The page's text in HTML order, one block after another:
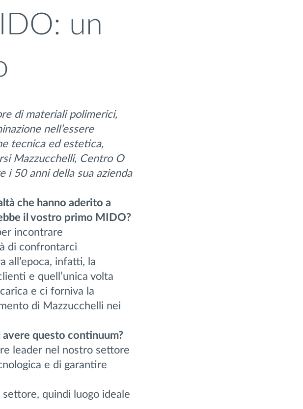
un
di materiali polimerici,
nell’essere
tecnica ed estetica,
Mazzucchelli, Centro O
i 50 anni della sua azienda
che hanno aderito a
il vostro primo MIDO?
incontrare
di confrontarci
all’epoca, infatti, la
e quell’unica volta
e ci forniva la
di Mazzucchelli nei
questo continuum?
leader nel nostro settore
e di garantire
quindi luogo ideale